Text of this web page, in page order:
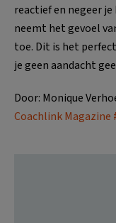
reactief en negeer
neemt het gevoel
toe. Dit is het
je geen aandacht
Door: Monique
Coachlink Magazine